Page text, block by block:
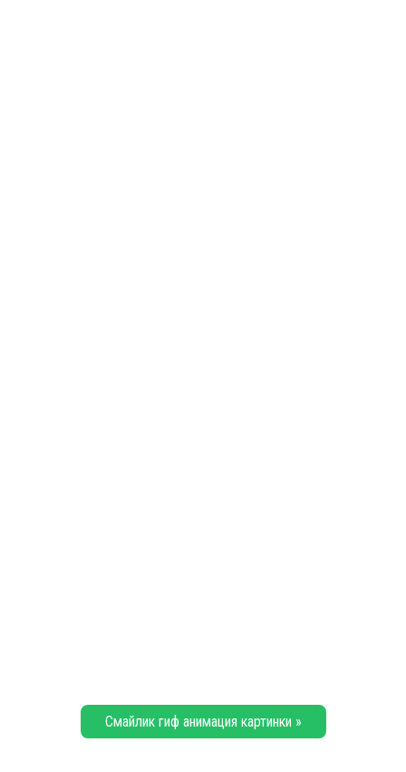
Смайлик гиф анимация картинки »